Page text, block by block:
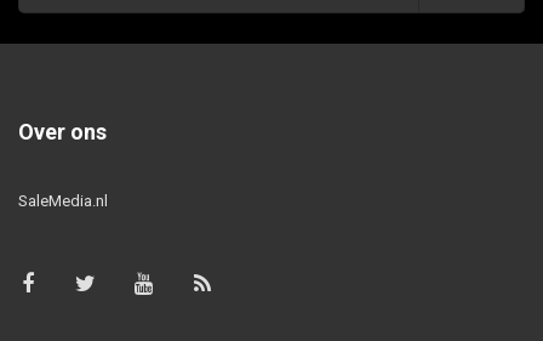
Over ons
SaleMedia.nl